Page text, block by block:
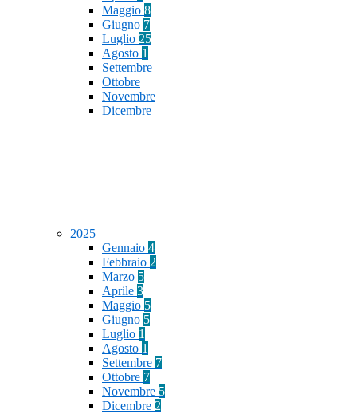
Maggio 8
Giugno 7
Luglio 25
Agosto 1
Settembre
Ottobre
Novembre
Dicembre
2025
Gennaio 4
Febbraio 2
Marzo 5
Aprile 3
Maggio 5
Giugno 5
Luglio 1
Agosto 1
Settembre 7
Ottobre 7
Novembre 5
Dicembre 2